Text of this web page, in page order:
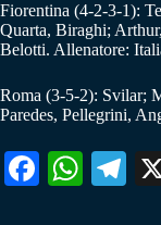
Fiorentina (4-2-3-1):
Quarta, Biraghi;
Belotti. Allenatore:
Roma (3-5-2): Svilar;
Paredes, Pellegrini,
Fa W
Te